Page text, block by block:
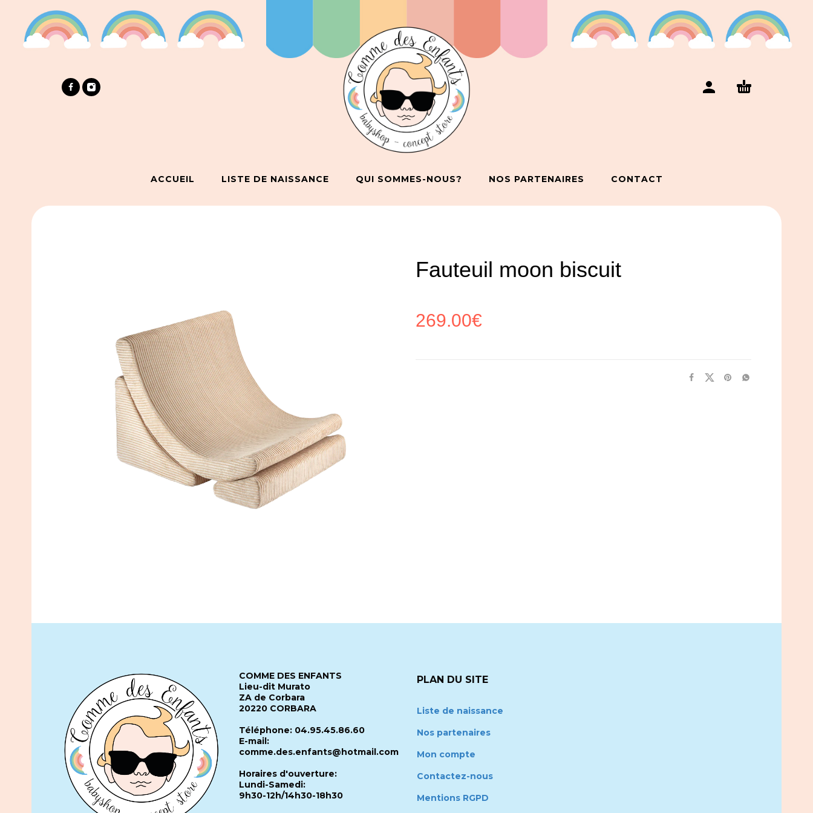
ACCUEIL LISTE DE NAISSANCE QUI SOMMES-NOUS? NOS PARTENAIRES CONTACT
Fauteuil moon biscuit
269.00€
COMME DES ENFANTS
Lieu-dit Murato
ZA de Corbara
20220 CORBARA
Téléphone: 04.95.45.86.60
E-mail:
comme.des.enfants@hotmail.com
Horaires d'ouverture:
Lundi-Samedi:
9h30-12h/14h30-18h30
PLAN DU SITE
Liste de naissance
Nos partenaires
Mon compte
Contactez-nous
Mentions RGPD